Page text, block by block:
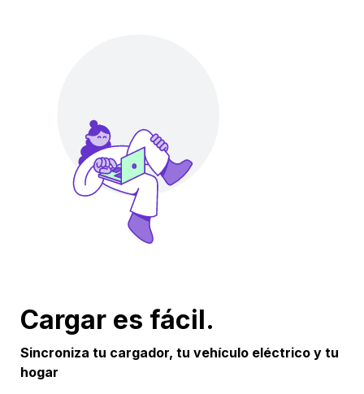
Cargar es fácil.
Sincroniza tu cargador, tu vehículo eléctrico y tu
hogar